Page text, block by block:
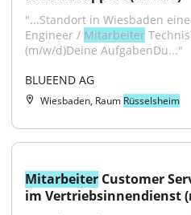
"...Standort in Wiesbaden
Engineer / Mitarbeiter
(m/w/d)Deine AufgabenDu..."
BLUEEND AG
Wiesbaden, Raum Rüsselsheim
Mitarbeiter Customer
im Vertriebsinnendienst